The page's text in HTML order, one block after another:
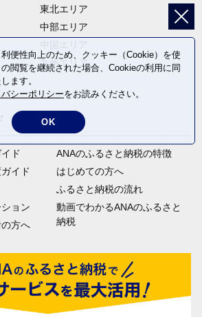
の補助〕
像「つながり、共に創るまち　こだいら」の
育ち、学び、新たな価値を創造する「ひとづ
た、美しく快適で、魅力ある「まちづくり」
沿って取組を展開しています。
東北エリア
中部エリア
九州エリア
ド
イド
ョン
方へ
ANAのふるさと納税の特徴
はじめての方へ
ふるさと納税の流れ
動画でわかるANAのふるさと
納税
便性向上のため、クッキー（Cookie）を使
閲覧を継続された場合、Cookieの利用に同
ます。
シーポリシーをお読みください。
OK